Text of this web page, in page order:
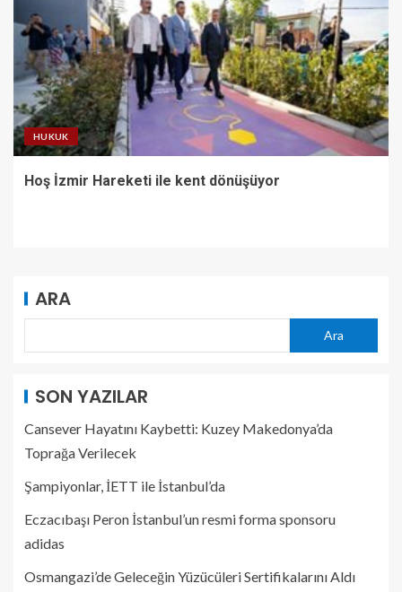
HUKUK
Hoş İzmir Hareketi ile kent dönüşüyor
ARA
Ara
SON YAZILAR
Cansever Hayatını Kaybetti: Kuzey Makedonya’da
Toprağa Verilecek
Şampiyonlar, İETT ile İstanbul’da
Eczacıbaşı Peron İstanbul’un resmi forma sponsoru
adidas
Osmangazi’de Geleceğin Yüzücüleri Sertifikalarını Aldı